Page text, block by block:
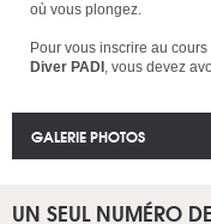
où vous plongez.
Pour vous inscrire au cours
Diver PADI , vous devez
GALERIE PHOTOS
UN SEUL NUMÉRO